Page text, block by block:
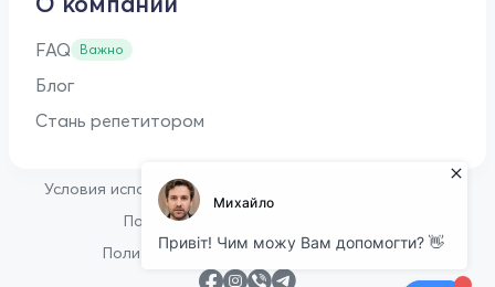
FAQ Важно
Блог
Стань репетитором
Условия использования
Политика конфиденциальности
Политика в отношении файлов cookie